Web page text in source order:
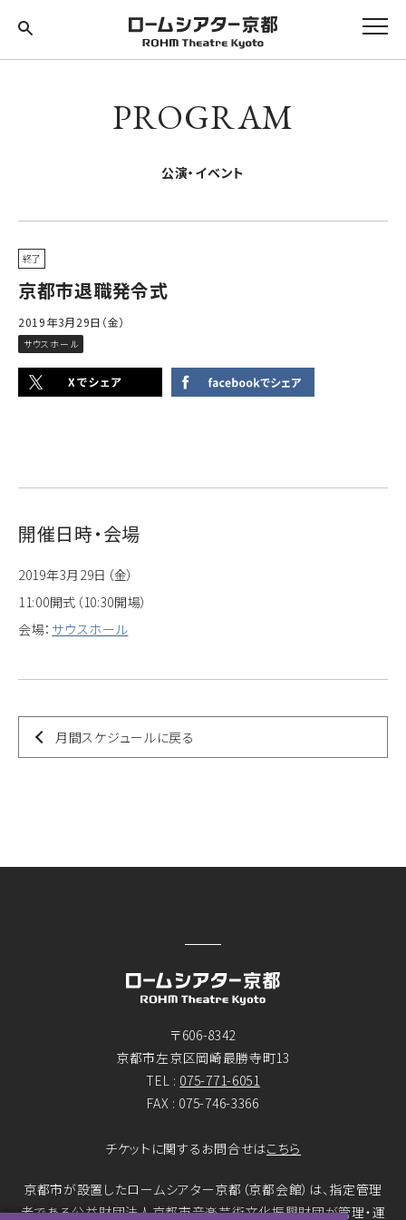
PROGRAM
公演・イベント
終了
京都市退職発令式
2019年3月29日（金）
サウスホール
開催日時・会場
2019年3月29日（金）
11:00開式（10:30開場）
会場： サウスホール
月間スケジュールに戻る
〒606-8342
京都市左京区岡崎最勝寺町13
TEL : 075-771-6051
FAX : 075-746-3366
チケットに関するお問合せはこちら
京都市が設置したロームシアター京都（京都会館）は、指定管理
者である公益財団法人京都市音楽芸術文化振興財団が管理・運